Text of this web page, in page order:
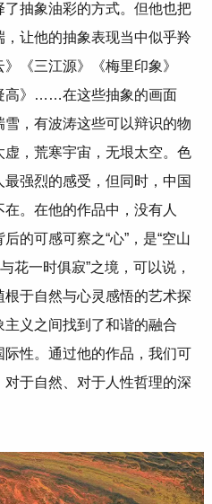
抽象油彩的方式。但他也把
让他的抽象表现当中似乎羚
《三江源》《梅里印象》
高》……在这些抽象的画面
，有波涛这些可以辩识的物
，荒寒宇宙，无垠太空。色
强烈的感受，但同时，中国
。在他的作品中，没有人
的可感可察之“心”，是“空山
花一时俱寂”之境，可以说，
于自然与心灵感悟的艺术探
义之间找到了和谐的融合
性。通过他的作品，我们可
于自然、对于人性哲理的深